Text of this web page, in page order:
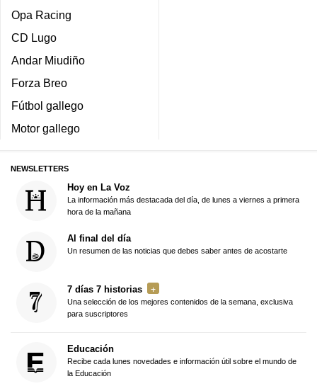
Opa Racing
CD Lugo
Andar Miudiño
Forza Breo
Fútbol gallego
Motor gallego
NEWSLETTERS
Hoy en La Voz
La información más destacada del día, de lunes a viernes a primera
hora de la mañana
Al final del día
Un resumen de las noticias que debes saber antes de acostarte
7 días 7 historias
Una selección de los mejores contenidos de la semana, exclusiva
para suscriptores
Educación
Recibe cada lunes novedades e información útil sobre el mundo de
la Educación